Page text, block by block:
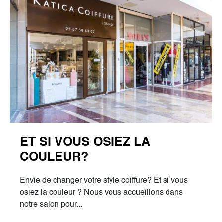
ET SI VOUS OSIEZ LA
COULEUR?
Envie de changer votre style coiffure? Et si vous
osiez la couleur ? Nous vous accueillons dans
notre salon pour...